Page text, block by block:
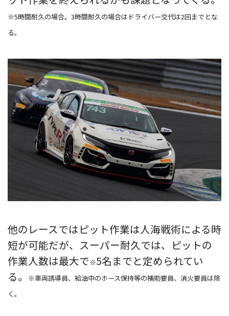
※5時間耐久の場合。3時間耐久の場合はドライバー交代は2回までとな
る。
他のレースではピット作業は人海戦術による時
短が可能だが、スーパー耐久では、ピットの
作業人数は最大で※5名までと定められてい
る。
※車両誘導員、給油中のホース保持等の補助要員、消火要員は除
く。